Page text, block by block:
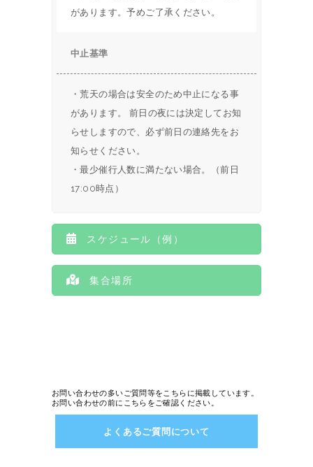
があります。予めご了承ください。
中止基準
・荒天の場合は安全のため中止になる事
があります。 前日の夜には決定してお知
らせしますので、必ず前日の連絡先をお
知らせください。
・最少催行人数に満たない場合。（前日
17:00時点）
スケジュール（例）
集合場所
お問い合わせの多いご質問等をこちらに掲載しています。
お問い合わせの前にこちらをご確認ください。
よくあるご質問について